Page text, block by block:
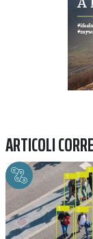
ARTICOLI